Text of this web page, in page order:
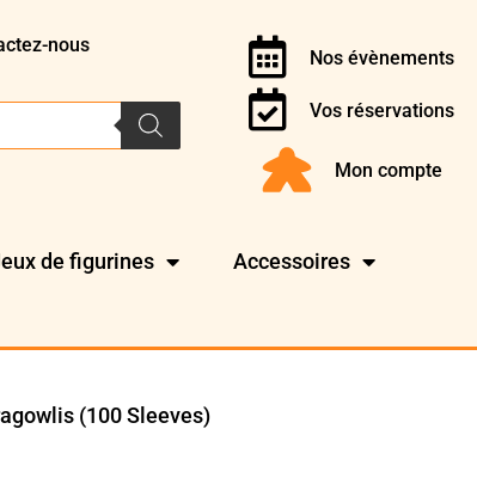
nous
Nos évènements
Vos réservations
Mon compte
de figurines Accessoires
(100 Sleeves)